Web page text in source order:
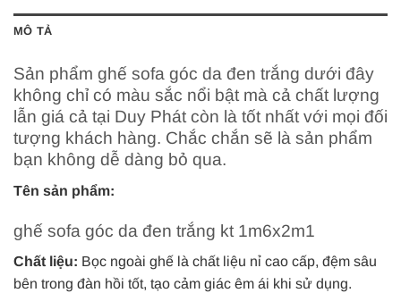
MÔ TẢ
Sản phẩm ghế sofa góc da đen trắng dưới đây
không chỉ có màu sắc nổi bật mà cả chất lượng
lẫn giá cả tại Duy Phát còn là tốt nhất với mọi đối
tượng khách hàng. Chắc chắn sẽ là sản phẩm
bạn không dễ dàng bỏ qua.
Tên sản phẩm:
ghế sofa góc da đen trắng kt 1m6x2m1
Chất liệu: Bọc ngoài ghế là chất liệu nỉ cao cấp, đệm sâu
bên trong đàn hồi tốt, tạo cảm giác êm ái khi sử dụng.